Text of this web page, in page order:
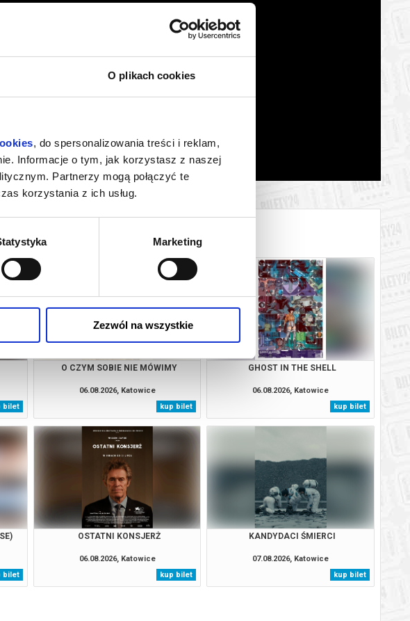
O plikach cookies
, do spersonalizowania treści i reklam,
Informacje o tym, jak korzystasz z naszej
Partnerzy mogą połączyć te
korzystania z ich usług.
Marketing
Zezwól na wszystkie
bilet
O CZYM SOBIE NIE MÓWIMY
06.08.2026, Katowice
kup bilet
GHOST IN THE SHELL
06.08.2026, Katowice
kup bilet
bilet
OSTATNI KONSJERŻ
06.08.2026, Katowice
kup bilet
KANDYDACI ŚMIERCI
07.08.2026, Katowice
kup bilet